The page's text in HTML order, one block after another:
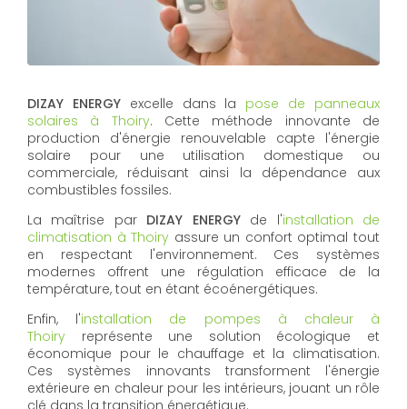
DIZAY ENERGYexcelle dans la pose de panneaux
solaires à Thoiry. Cette méthode innovante de
production d'énergie renouvelable capte l'énergie
solaire pour une utilisation domestique ou
commerciale, réduisant ainsi la dépendance aux
combustibles fossiles.
La maîtrise par DIZAY ENERGYde l'installation de
climatisation à Thoiry assure un confort optimal tout
en respectant l'environnement. Ces systèmes
modernes offrent une régulation efficace de la
température, tout en étant écoénergétiques.
Enfin, l'installation de pompes à chaleur à
Thoiry représente une solution écologique et
économique pour le chauffage et la climatisation.
Ces systèmes innovants transforment l'énergie
extérieure en chaleur pour les intérieurs, jouant un rôle